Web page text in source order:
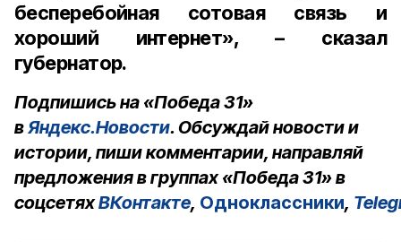
бесперебойная сотовая связь и
хороший интернет», – сказал
губернатор.
Подпишись на «Победа 31»
вЯндекс.Новости. Обсуждай новости и
истории, пиши комментарии, направляй
предложения в группах «Победа 31» в
соцсетяхВКонтакте, Одноклассники,